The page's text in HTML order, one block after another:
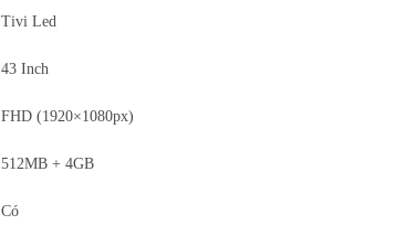
Tivi Led
43 Inch
FHD (1920×1080px)
512MB + 4GB
Có